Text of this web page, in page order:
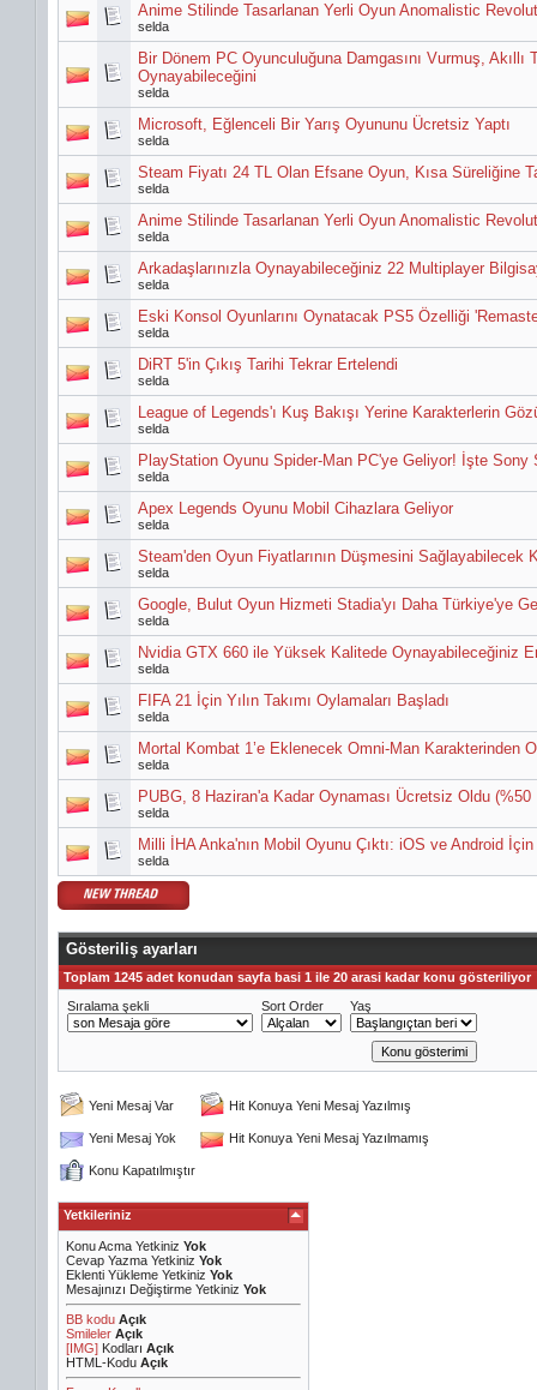
Anime Stilinde Tasarlanan Yerli Oyun Anomalistic
selda
Bir Dönem PC Oyunculuğuna Damgasını Vurmuş, Akıllı
Oynayabileceğini
selda
Microsoft, Eğlenceli Bir Yarış Oyununu Ücretsiz Yaptı
selda
Steam Fiyatı 24 TL Olan Efsane Oyun, Kısa Süreliğine
selda
Anime Stilinde Tasarlanan Yerli Oyun Anomalistic
selda
Arkadaşlarınızla Oynayabileceğiniz 22 Multiplayer
selda
Eski Konsol Oyunlarını Oynatacak PS5 Özelliği
selda
DiRT 5'in Çıkış Tarihi Tekrar Ertelendi
selda
League of Legends'ı Kuş Bakışı Yerine Karakterlerin
selda
PlayStation Oyunu Spider-Man PC'ye Geliyor! İşte Sony
selda
Apex Legends Oyunu Mobil Cihazlara Geliyor
selda
Steam'den Oyun Fiyatlarının Düşmesini Sağlayabilecek
selda
Google, Bulut Oyun Hizmeti Stadia'yı Daha Türkiye'ye
selda
Nvidia GTX 660 ile Yüksek Kalitede Oynayabileceğiniz
selda
FIFA 21 İçin Yılın Takımı Oylamaları Başladı
selda
Mortal Kombat 1’e Eklenecek Omni-Man Karakterinden
selda
PUBG, 8 Haziran'a Kadar Oynaması Ücretsiz Oldu (%50
selda
Milli İHA Anka'nın Mobil Oyunu Çıktı: iOS ve Android
selda
Gösteriliş ayarları
Toplam 1245 adet konudan sayfa basi 1 ile 20 arasi kadar konu gösteriliyor
Sıralama şekli
Sort Order Yaş
Yeni Mesaj Var Hit Konuya Yeni Mesaj Yazılmış
Yeni Mesaj Yok Hit Konuya Yeni Mesaj Yazılmamış
Konu Kapatılmıştır
Yetkileriniz
Konu Acma Yetkiniz Yok
Cevap Yazma Yetkiniz Yok
Eklenti Yükleme Yetkiniz Yok
Mesajınızı Değiştirme Yetkiniz Yok
BB kodu Açık
Smileler Açık
[IMG] Kodları Açık
HTML-Kodu Açık